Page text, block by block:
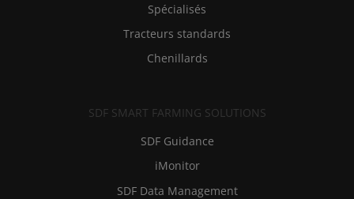
Spécialisés
Tracteurs standards
Chenillards
SDF SMART FARMING SOLUTIONS
SDF Guidance
iMonitor
SDF Data Management